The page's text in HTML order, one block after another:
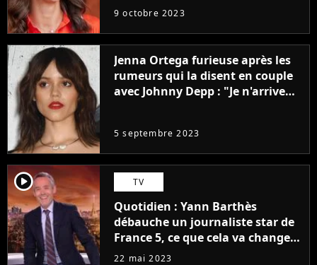
9 octobre 2023
Jenna Ortega furieuse après les
rumeurs qui la disent en couple
avec Johnny Depp : "Je n'arrive
5 septembre 2023
player2 TV
Quotidien : Yann Barthès
débauche un journaliste star de
France 5, ce que cela va changer
à la rentrée
22 mai 2023